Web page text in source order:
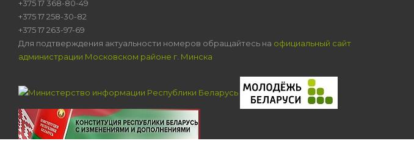
+375 17 368-80-49
+375 17 258-30-82
+375 17 263-97-69
Для подтверждения актуальности номеров обращайтесь на официальный сайт
администрации Московском районе г. Минска